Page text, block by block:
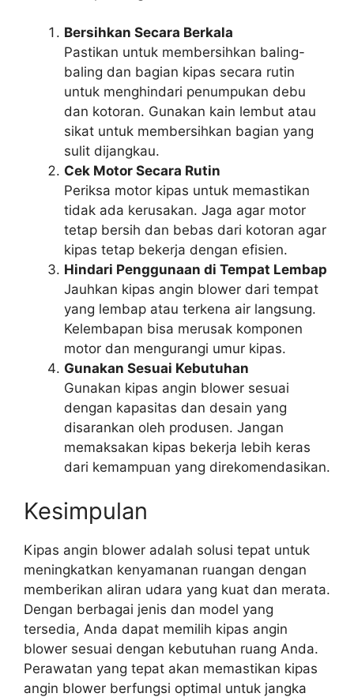
Bersihkan Secara Berkala
Pastikan untuk membersihkan baling-
baling dan bagian kipas secara rutin
untuk menghindari penumpukan debu
dan kotoran. Gunakan kain lembut atau
sikat untuk membersihkan bagian yang
sulit dijangkau.
Cek Motor Secara Rutin
Periksa motor kipas untuk memastikan
tidak ada kerusakan. Jaga agar motor
tetap bersih dan bebas dari kotoran agar
kipas tetap bekerja dengan efisien.
Hindari Penggunaan di Tempat Lembap
Jauhkan kipas angin blower dari tempat
yang lembap atau terkena air langsung.
Kelembapan bisa merusak komponen
motor dan mengurangi umur kipas.
Gunakan Sesuai Kebutuhan
Gunakan kipas angin blower sesuai
dengan kapasitas dan desain yang
disarankan oleh produsen. Jangan
memaksakan kipas bekerja lebih keras
dari kemampuan yang direkomendasikan.
Kesimpulan
Kipas angin blower adalah solusi tepat untuk
meningkatkan kenyamanan ruangan dengan
memberikan aliran udara yang kuat dan merata.
Dengan berbagai jenis dan model yang
tersedia, Anda dapat memilih kipas angin
blower sesuai dengan kebutuhan ruang Anda.
Perawatan yang tepat akan memastikan kipas
angin blower berfungsi optimal untuk jangka